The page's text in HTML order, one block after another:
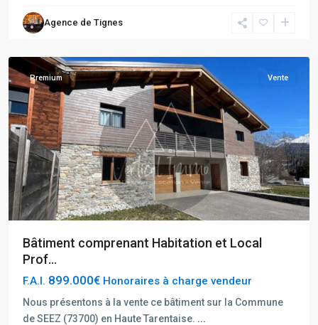
Agence de Tignes
Saint
Maurice,
Premium Vente
Bâtiment comprenant Habitation et Local
Prof...
F.A.I. 899.000€ Honoraires à charge vendeur
Nous présentons à la vente ce bâtiment sur la Commune
de SEEZ (73700) en Haute Tarentaise. ...